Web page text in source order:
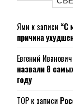
Ями к записи “С
причина
Евгений Иванович
назвали 8
году
ТОР к записи